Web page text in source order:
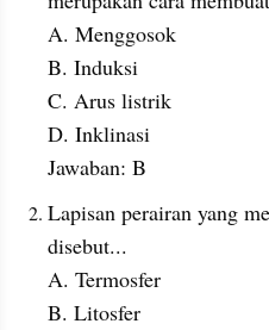
A. Menggosok
B. Induksi
C. Arus listrik
D. Inklinasi
Jawaban: B
Lapisan perairan yang
disebut...
A. Termosfer
B. Litosfer